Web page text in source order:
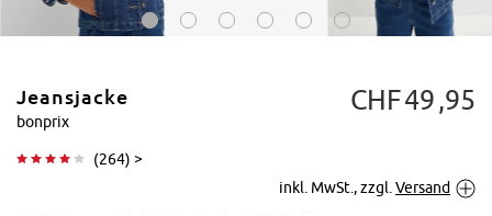
Tippen zum
Jeansjacke
bonprix
(264) >
CHF49 95
inkl. MwSt., zzgl. Versand